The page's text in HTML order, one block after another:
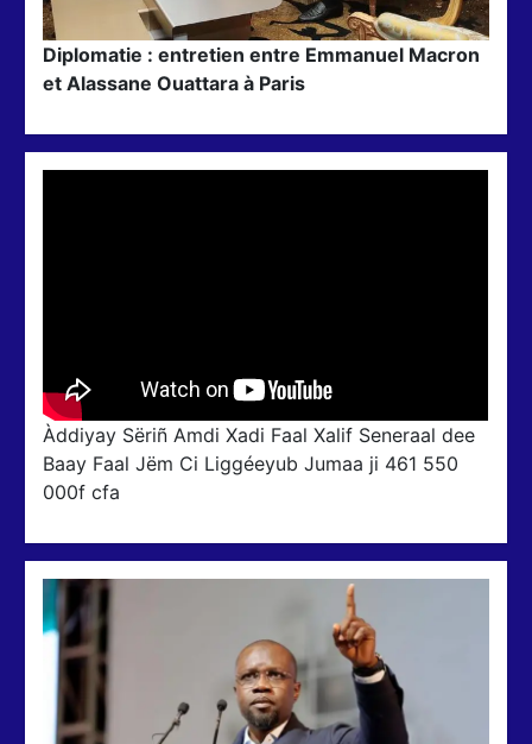
Diplomatie : entretien entre Emmanuel Macron
et Alassane Ouattara à Paris
Àddiyay Sëriñ Amdi Xadi Faal Xalif Seneraal dee
Baay Faal Jëm Ci Liggéeyub Jumaa ji 461 550
000f cfa